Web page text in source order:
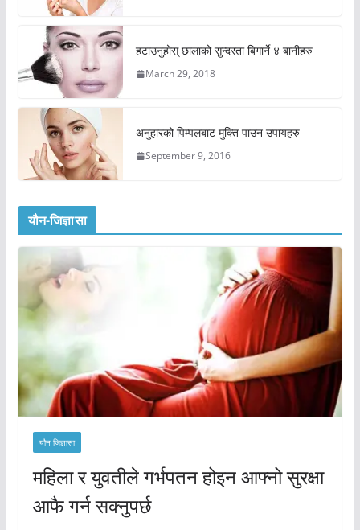
हटाउनुहोस् छालाको सुन्दरता बिगार्ने ४ बानीहरु
March 29, 2018
अनुहारको पिम्पलबाट मुक्ति पाउन उपायहरु
September 9, 2016
यौन-जिज्ञासा
यौन जिज्ञासा
महिला र युवतीले गर्भपतन होइन आफ्नो सुरक्षा
आफै गर्न सक्नुपर्छ